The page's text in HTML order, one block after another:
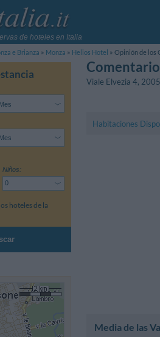
de hoteles en Italia
e Brianza Monza Helios Hotel Opinión de los
Niños:
hoteles de la
Viale Elvezia 4,
Habitaciones
Media de las